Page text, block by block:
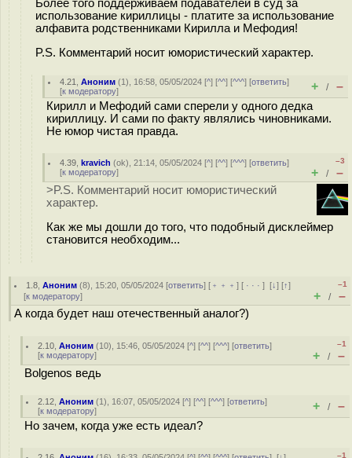
Более того поддерживаем подавателей в суд за
использование кириллицы - платите за использование
алфавита родственниками Кирилла и Мефодия!
P.S. Комментарий носит юмористический характер.
4.21 ,Аноним (1), 16:58, 05/05/2024 [^] [^^] [^^^] [ответить]
[к модератору] + / –
Кирилл и Мефодий сами сперели у одного дедка
кириллицу. И сами по факту являлись чиновниками.
Не юмор чистая правда.
4.39 ,kravich (ok), 21:14, 05/05/2024 [^] [^^] [^^^] [ответить]
[к модератору]
–3
+ / –
>P.S. Комментарий носит юмористический
характер.
Как же мы дошли до того, что подобный дисклеймер
становится необходим...
1.8 ,Аноним (8), 15:20, 05/05/2024 [ответить] [ ﹢﹢﹢] [ · · ·][↓] [↑]
[к модератору]
–1
+ / –
А когда будет наш отечественный аналог?)
2.10 ,Аноним (10), 15:46, 05/05/2024 [^] [^^] [^^^] [ответить]
[к модератору]
–1
+ / –
Bolgenos ведь
2.12 ,Аноним (1), 16:07, 05/05/2024 [^] [^^] [^^^] [ответить]
[к модератору] + / –
Но зачем, когда уже есть идеал?
–1